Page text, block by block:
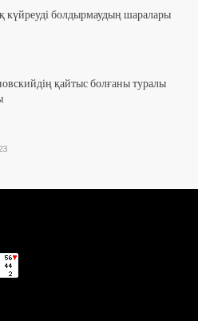
болдырмаудың шаралары
қайтыс болғаны туралы